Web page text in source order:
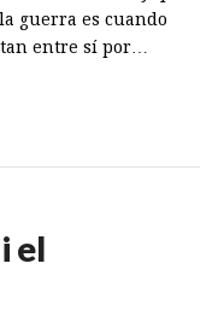
guerra es cuando
entre sí por…
el